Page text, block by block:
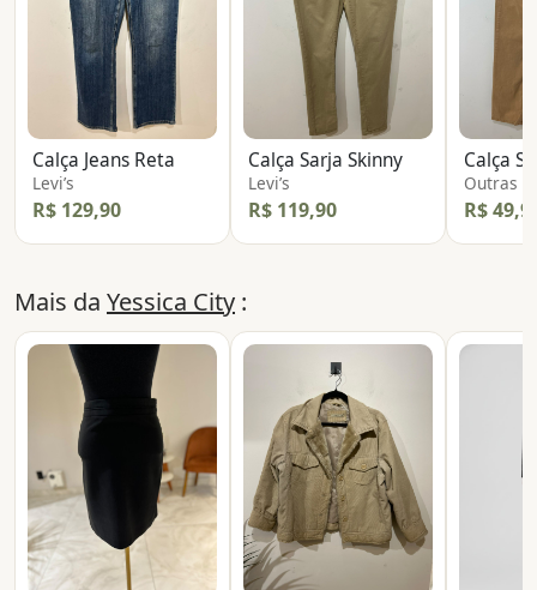
Calça Jeans Reta
Levi’s
R$ 129,90
Calça Sarja Skinny
Levi’s
R$ 119,90
Calça
Outras
R$
Mais da Yessica City :